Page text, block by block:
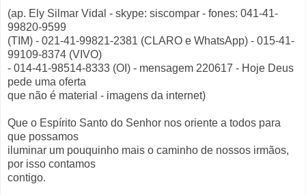
(ap. Ely Silmar Vidal - skype: siscompar - fones: 041-41-
99820-9599
(TIM) - 021-41-99821-2381 (CLARO e WhatsApp) - 015-41-
99109-8374 (VIVO)
- 014-41-98514-8333 (OI) - mensagem 220617 - Hoje Deus
pede uma oferta
que não é material - imagens da internet)
Que o Espírito Santo do Senhor nos oriente a todos para
que possamos
iluminar um pouquinho mais o caminho de nossos irmãos,
por isso contamos
contigo.